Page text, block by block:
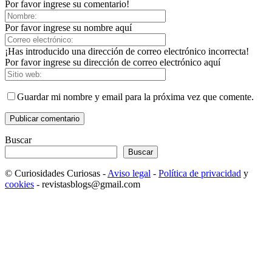
Por favor ingrese su comentario!
Por favor ingrese su nombre aquí
¡Has introducido una dirección de correo electrónico incorrecta!
Por favor ingrese su dirección de correo electrónico aquí
Guardar mi nombre y email para la próxima vez que comente.
Buscar
Buscar
© Curiosidades Curiosas - Aviso legal - Política de privacidad y
cookies - revistasblogs@gmail.com